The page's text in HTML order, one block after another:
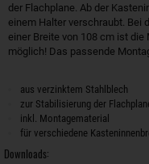
der Flachplane. Ab der
einem Halter verschraubt. Bei
einer Breite von 108 cm ist
möglich! Das passende
aus verzinktem Stahlblech
zur Stabilisierung der
inkl. Montagematerial
für verschiedene
Downloads: